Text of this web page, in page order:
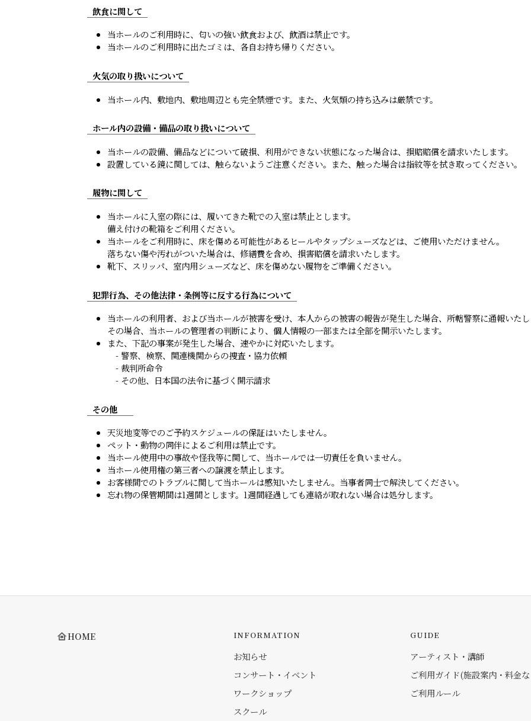
飲食に関して
当ホールのご利用時に、匂いの強い飲食および、飲酒は禁止です。
当ホールのご利用時に出たゴミは、各自お持ち帰りください。
火気の取り扱いについて
当ホール内、敷地内、敷地周辺とも完全禁煙です。また、火気類の持ち込みは厳禁です。
ホール内の設備・備品の取り扱いについて
当ホールの設備、備品などについて破損、利用ができない状態になった場合は、損賠賠償を請求いたします。
設置している鏡に関しては、触らないようご注意ください。また、触った場合は指紋等を拭き取ってください。
履物に関して
当ホールに入室の際には、履いてきた靴での入室は禁止とします。
備え付けの靴箱をご利用ください。
当ホールをご利用時に、床を傷める可能性があるヒールやタップシューズなどは、ご使用いただけません。
落ちない傷や汚れがついた場合は、修繕費を含め、損害賠償を請求いたします。
靴下、スリッパ、室内用シューズなど、床を傷めない履物をご準備ください。
犯罪行為、その他法律・条例等に反する行為について
当ホールの利用者、および当ホールが被害を受け、本人からの被害の報告が発生した場合、所轄警察に通報いた
その場合、当ホールの管理者の判断により、個人情報の一部または全部を開示いたします。
また、下記の事案が発生した場合、速やかに対応いたします。
- 警察、検察、関連機関からの捜査・協力依頼
- 裁判所命令
- その他、日本国の法令に基づく開示請求
その他
天災地変等でのご予約スケジュールの保証はいたしません。
ペット・動物の同伴によるご利用は禁止です。
当ホール使用中の事故や怪我等に関して、当ホールでは一切責任を負いません。
当ホール使用権の第三者への譲渡を禁止します。
お客様間でのトラブルに関して当ホールは感知いたしません。当事者同士で解決してください。
忘れ物の保管期間は1週間とします。1週間経過しても連絡が取れない場合は処分します。
HOME INFORMATION
お知らせ
コンサート・イベント
ワークショップ
スクール
GUIDE
アーティスト・講師
ご利用ガイド(施設案内・料金
ご利用ルール